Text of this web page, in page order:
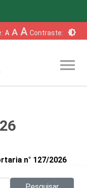
A A A Contraste: brightness_6
menu
n° 127/2026